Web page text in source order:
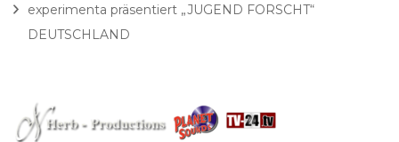
experimenta präsentiert „JUGEND FORSCHT“
DEUTSCHLAND